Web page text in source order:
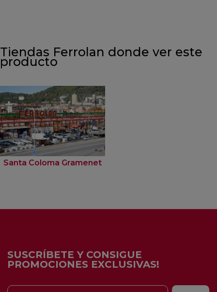
Tiendas Ferrolan donde ver este
producto
Santa Coloma Gramenet
SUSCRÍBETE Y CONSIGUE
PROMOCIONES EXCLUSIVAS!